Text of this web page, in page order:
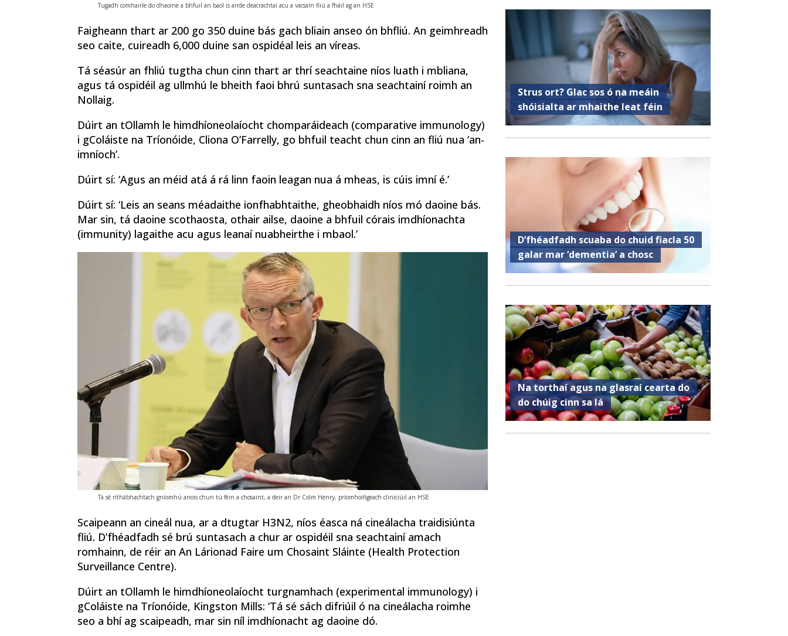
Tugadh comhairle do dhaoine a bhfuil an baol is airde deacrachtaí acu a vacsaín fliú a fháil ag an HSE
Faigheann thart ar 200 go 350 duine bás gach bliain anseo ón bhfliú. An geimhreadh
seo caite, cuireadh 6,000 duine san ospidéal leis an víreas.
Tá séasúr an fhliú tugtha chun cinn thart ar thrí seachtaine níos luath i mbliana,
agus tá ospidéil ag ullmhú le bheith faoi bhrú suntasach sna seachtainí roimh an
Nollaig.
Dúirt an tOllamh le himdhíoneolaíocht chomparáideach (comparative immunology)
i gColáiste na Tríonóide, Cliona O’Farrelly, go bhfuil teacht chun cinn an fliú nua ‘an-
imníoch’.
Dúirt sí: ‘Agus an méid atá á rá linn faoin leagan nua á mheas, is cúis imní é.’
Dúirt sí: ‘Leis an seans méadaithe ionfhabhtaithe, gheobhaidh níos mó daoine bás.
Mar sin, tá daoine scothaosta, othair ailse, daoine a bhfuil córais imdhíonachta
(immunity) lagaithe acu agus leanaí nuabheirthe i mbaol.’
Tá sé ríthábhachtach gníomhú anois chun tú féin a chosaint, a deir an Dr Colm Henry, príomhoifigeach cliniciúil an HSE
Scaipeann an cineál nua, ar a dtugtar H3N2, níos éasca ná cineálacha traidisiúnta
fliú. D’fhéadfadh sé brú suntasach a chur ar ospidéil sna seachtainí amach
romhainn, de réir an An Lárionad Faire um Chosaint Sláinte (Health Protection
Surveillance Centre).
Dúirt an tOllamh le himdhíoneolaíocht turgnamhach (experimental immunology) i
gColáiste na Tríonóide, Kingston Mills: ‘Tá sé sách difriúil ó na cineálacha roimhe
seo a bhí ag scaipeadh, mar sin níl imdhíonacht ag daoine dó.
Strus ort? Glac sos ó na meáin
shóisialta ar mhaithe leat féin
D’fhéadfadh scuaba do chuid fiacla 50
galar mar ‘dementia’ a chosc
Na torthaí agus na glasraí cearta do
do chúig cinn sa lá